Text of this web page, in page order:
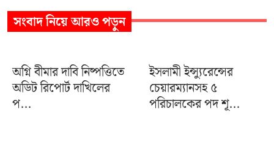
সংবাদনিয়ে আরও পড়ুন
অগ্নি বীমার দাবি নিষ্পত্তিতে
অডিট রিপোর্ট দাখিলের
প...
ইসলামী ইন্স্যুরেন্সের
চেয়ারম্যানসহ ৫
পরিচালকের পদ শূ...